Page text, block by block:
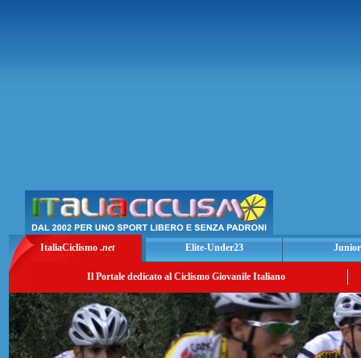
ItaliaCiclismo .net Elite-Under23
Il Portale dedicato al Ciclismo Giovanile Italiano